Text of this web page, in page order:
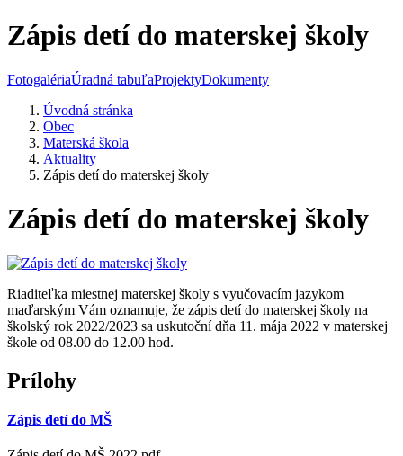
Zápis detí do materskej školy
FotogalériaÚradná tabuľaProjektyDokumenty
Úvodná stránka
Obec
Materská škola
Aktuality
Zápis detí do materskej školy
Zápis detí do materskej školy
Riaditeľka miestnej materskej školy s vyučovacím jazykom
maďarským Vám oznamuje, že zápis detí do materskej školy na
školský rok 2022/2023 sa uskutoční dňa 11. mája 2022 v materskej
škole od 08.00 do 12.00 hod.
Prílohy
Zápis detí do MŠ